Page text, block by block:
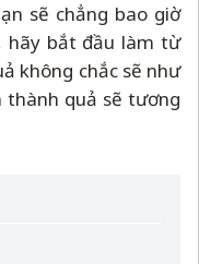
sẽ chẳng bao giờ
hãy bắt đầu làm từ
không chắc sẽ như
thành quả sẽ tương